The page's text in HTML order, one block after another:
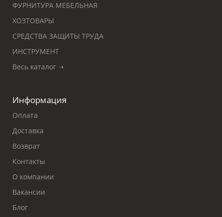
ФУРНИТУРА МЕБЕЛЬНАЯ
ХОЗТОВАРЫ
СРЕДСТВА ЗАЩИТЫ ТРУДА
ИНСТРУМЕНТ
Весь каталог ➝
Информация
Оплата
Доставка
Возврат
Контакты
О компании
Вакансии
Блог